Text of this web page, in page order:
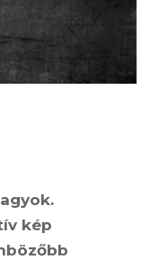
kép